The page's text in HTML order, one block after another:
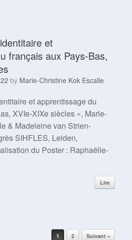
et
français aux Pays-Bas,
by Marie-Christine Kok Escalle
et apprentissage du
XVIe-XIXe siècles », Marie-
& Madeleine van Strien-
SIHFLES, Leiden,
du Poster : Raphaëlle-
Lire
1 2 Suivant »